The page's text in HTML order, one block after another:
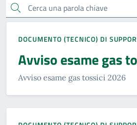
Cerca una parola chiave
DOCUMENTO (TECNICO) DI
Avviso esame gas
Avviso esame gas tossici 2026